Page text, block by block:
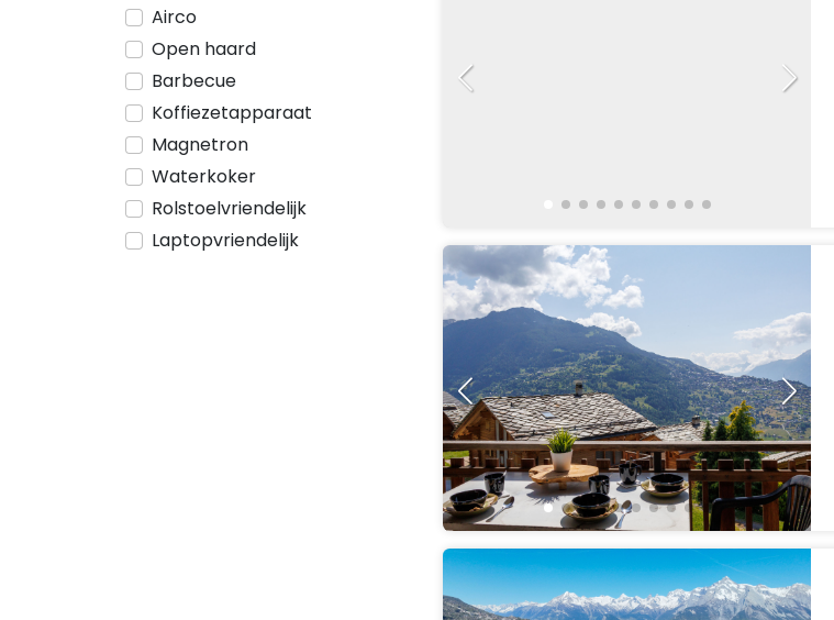
Airco
Open haard
Barbecue
Koffiezetapparaat
Magnetron
Waterkoker
Rolstoelvriendelijk
Laptopvriendelijk